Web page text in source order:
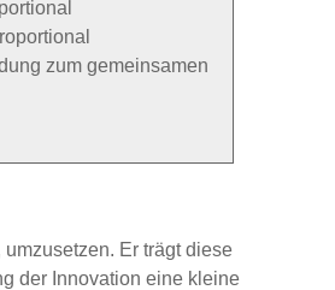
zum gemeinsamen
Er trägt diese
der Innovation eine kleine